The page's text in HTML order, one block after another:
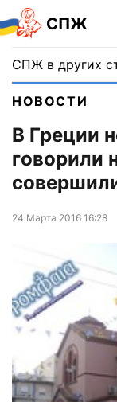
СПЖ
СПЖ в других
НОВОСТИ
В Греции
говорили
24 Марта 2016 16:28